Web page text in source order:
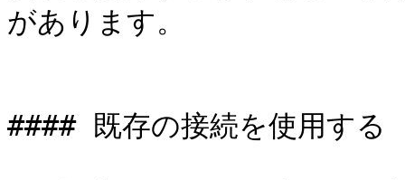
があります。
#### 既存の接続を使用する